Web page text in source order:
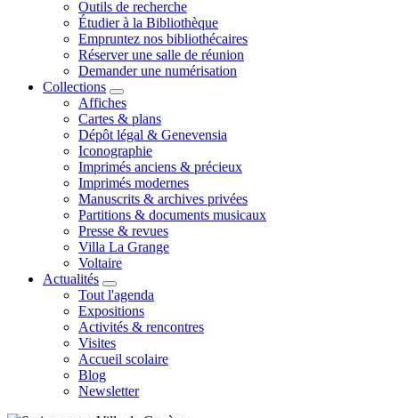
Outils de recherche
Étudier à la Bibliothèque
Empruntez nos bibliothécaires
Réserver une salle de réunion
Demander une numérisation
Collections
Affiches
Cartes & plans
Dépôt légal & Genevensia
Iconographie
Imprimés anciens & précieux
Imprimés modernes
Manuscrits & archives privées
Partitions & documents musicaux
Presse & revues
Villa La Grange
Voltaire
Actualités
Tout l'agenda
Expositions
Activités & rencontres
Visites
Accueil scolaire
Blog
Newsletter